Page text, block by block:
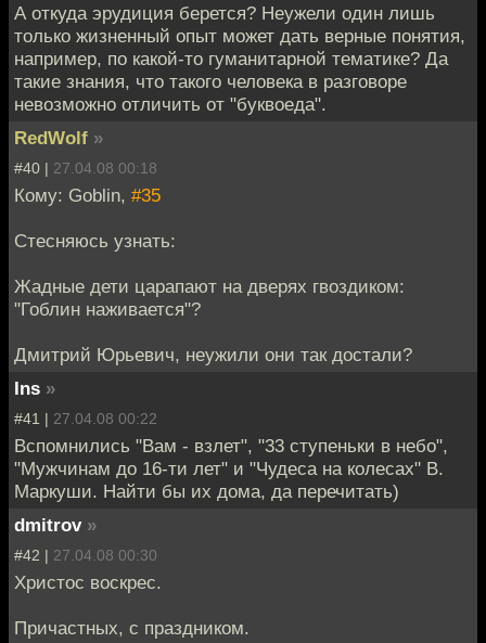
А откуда эрудиция берется? Неужели один лишь
только жизненный опыт может дать верные понятия,
например, по какой-то гуманитарной тематике? Да
такие знания, что такого человека в разговоре
невозможно отличить от "буквоеда".
RedWolf »
#40 | 27.04.08 00:18
Кому: Goblin, #35
Стесняюсь узнать:
Жадные дети царапают на дверях гвоздиком:
"Гоблин наживается"?
Дмитрий Юрьевич, неужили они так достали?
Ins »
#41 | 27.04.08 00:22
Вспомнились "Вам - взлет", "33 ступеньки в небо",
"Мужчинам до 16-ти лет" и "Чудеса на колесах" В.
Маркуши. Найти бы их дома, да перечитать)
dmitrov »
#42 | 27.04.08 00:30
Христос воскрес.
Причастных, с праздником.